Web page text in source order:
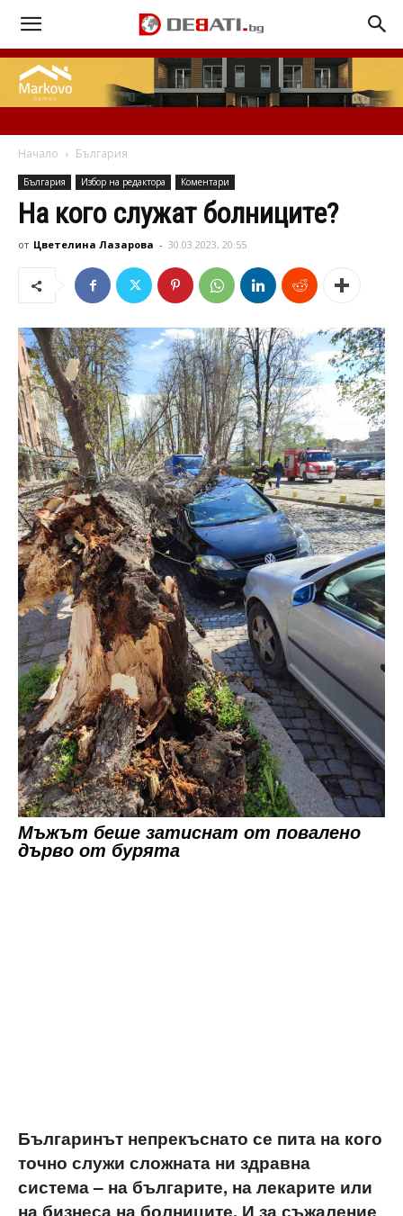
Начало България
България Избор на редактора Коментари
На кого служат болниците?
от Цветелина Лазарова - 30.03.2023, 20:55
Мъжът беше затиснат от повалено
дърво от бурята
Българинът непрекъснато се пита на кого
точно служи сложната ни здравна
система – на българите, на лекарите или
на бизнеса на болниците. И за съжаление